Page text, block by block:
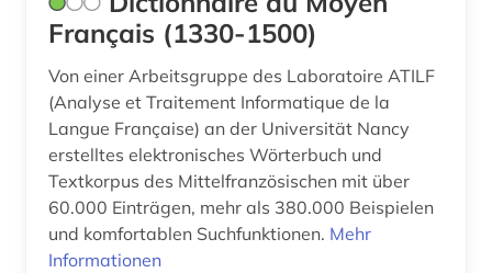
Français (1330-1500)
Von einer Arbeitsgruppe des Laboratoire ATILF
(Analyse et Traitement Informatique de la
Langue Française) an der Universität Nancy
erstelltes elektronisches Wörterbuch und
Textkorpus des Mittelfranzösischen mit über
60.000 Einträgen, mehr als 380.000 Beispielen
und komfortablen Suchfunktionen. Mehr
Informationen